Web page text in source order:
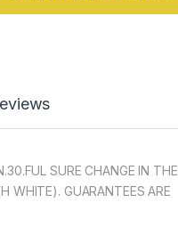
SURE CHANGE IN THE
WHITE). GUARANTEES ARE